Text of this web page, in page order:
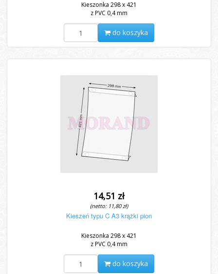
Kieszonka 298 x 421
z PVC 0,4 mm
do koszyka
14,51 zł
(netto: 11,80 zł)
Kieszeń typu C A3 krążki pion
Kieszonka 298 x 421
z PVC 0,4 mm
do koszyka